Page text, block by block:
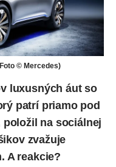
© Mercedes)
luxusných áut so
patrí priamo pod
na sociálnej
zvažuje
A reakcie?